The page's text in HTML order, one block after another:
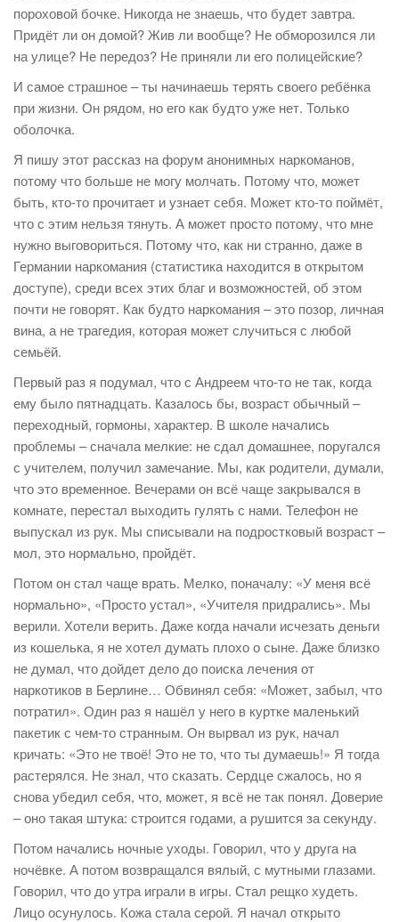
пороховой бочке. Никогда не знаешь, что будет завтра.
Придёт ли он домой? Жив ли вообще? Не обморозился ли
на улице? Не передоз? Не приняли ли его полицейские?
И самое страшное – ты начинаешь терять своего ребёнка
при жизни. Он рядом, но его как будто уже нет. Только
оболочка.
Я пишу этот рассказ на форум анонимных наркоманов,
потому что больше не могу молчать. Потому что, может
быть, кто-то прочитает и узнает себя. Может кто-то поймёт,
что с этим нельзя тянуть. А может просто потому, что мне
нужно выговориться. Потому что, как ни странно, даже в
Германии наркомания (статистика находится в открытом
доступе), среди всех этих благ и возможностей, об этом
почти не говорят. Как будто наркомания – это позор, личная
вина, а не трагедия, которая может случиться с любой
семьёй.
Первый раз я подумал, что с Андреем что-то не так, когда
ему было пятнадцать. Казалось бы, возраст обычный –
переходный, гормоны, характер. В школе начались
проблемы – сначала мелкие: не сдал домашнее, поругался
с учителем, получил замечание. Мы, как родители, думали,
что это временное. Вечерами он всё чаще закрывался в
комнате, перестал выходить гулять с нами. Телефон не
выпускал из рук. Мы списывали на подростковый возраст –
мол, это нормально, пройдёт.
Потом он стал чаще врать. Мелко, поначалу: «У меня всё
нормально», «Просто устал», «Учителя придрались». Мы
верили. Хотели верить. Даже когда начали исчезать деньги
из кошелька, я не хотел думать плохо о сыне. Даже близко
не думал, что дойдет дело до поиска лечения от
наркотиков в Берлине… Обвинял себя: «Может, забыл, что
потратил». Один раз я нашёл у него в куртке маленький
пакетик с чем-то странным. Он вырвал из рук, начал
кричать: «Это не твоё! Это не то, что ты думаешь!» Я тогда
растерялся. Не знал, что сказать. Сердце сжалось, но я
снова убедил себя, что, может, я всё не так понял. Доверие
– оно такая штука: строится годами, а рушится за секунду.
Потом начались ночные уходы. Говорил, что у друга на
ночёвке. А потом возвращался вялый, с мутными глазами.
Говорил, что до утра играли в игры. Стал рещко худеть.
Лицо осунулось. Кожа стала серой. Я начал открыто